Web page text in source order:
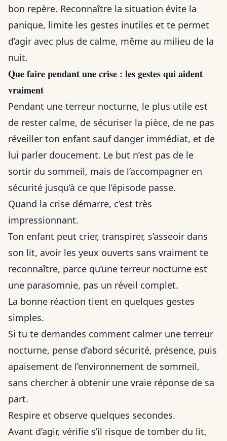
bon repère. Reconnaître la situation évite la
panique, limite les gestes inutiles et te permet
d’agir avec plus de calme, même au milieu de la
nuit.
Que faire pendant une crise : les gestes qui aident
vraiment
Pendant une terreur nocturne, le plus utile est
de rester calme, de sécuriser la pièce, de ne pas
réveiller ton enfant sauf danger immédiat, et de
lui parler doucement. Le but n’est pas de le
sortir du sommeil, mais de l’accompagner en
sécurité jusqu’à ce que l’épisode passe.
Quand la crise démarre, c’est très
impressionnant.
Ton enfant peut crier, transpirer, s’asseoir dans
son lit, avoir les yeux ouverts sans vraiment te
reconnaître, parce qu’une terreur nocturne est
une parasomnie, pas un réveil complet.
La bonne réaction tient en quelques gestes
simples.
Si tu te demandes comment calmer une terreur
nocturne, pense d’abord sécurité, présence, puis
apaisement de l’environnement de sommeil,
sans chercher à obtenir une vraie réponse de sa
part.
Respire et observe quelques secondes.
Avant d’agir, vérifie s’il risque de tomber du lit,